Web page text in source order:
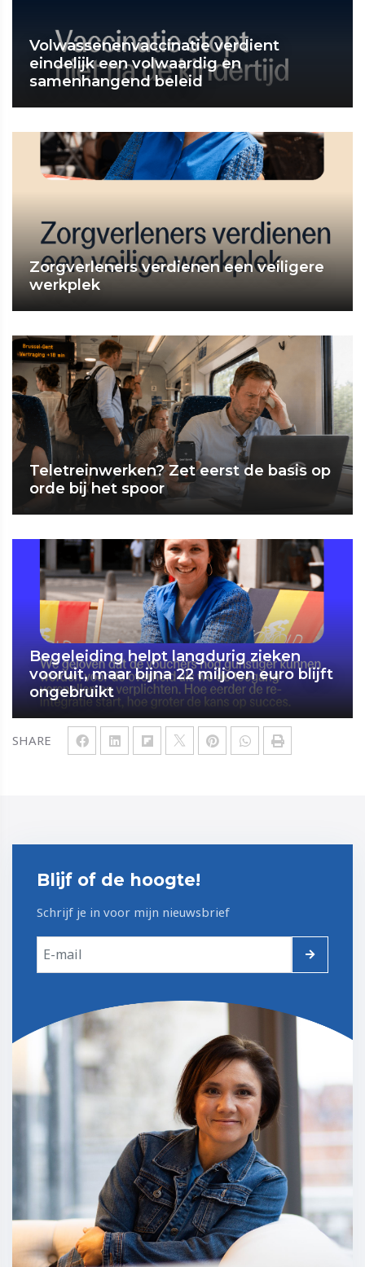
SHARE
Volwassenenvaccinatie verdient
eindelijk een volwaardig en
samenhangend beleid
Zorgverleners verdienen een veiligere
werkplek
Teletreinwerken? Zet eerst de basis op
orde bij het spoor
Begeleiding helpt langdurig zieken
vooruit, maar bijna 22 miljoen euro blijft
ongebruikt
Blijf of de hoogte!
Schrijf je in voor mijn nieuwsbrief